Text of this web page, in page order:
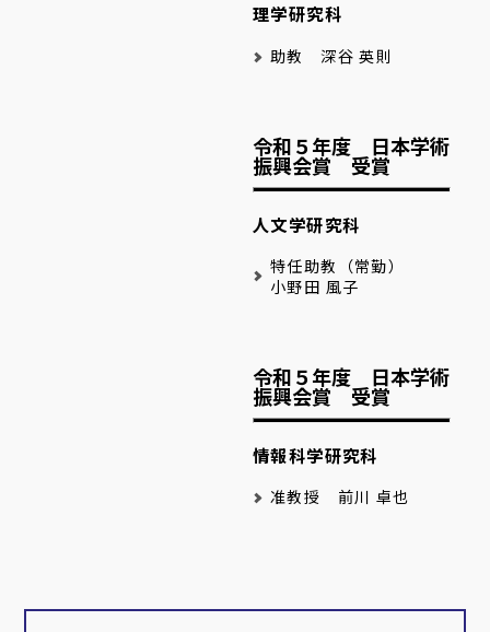
理学研究科
助教 深谷 英則
令和５年度 日本学術
振興会賞 受賞
人文学研究科
特任助教（常勤）
小野田 風子
令和５年度 日本学術
振興会賞 受賞
情報科学研究科
准教授 前川 卓也